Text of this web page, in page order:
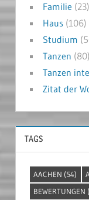
Familie (23)
Haus(106)
Studium
Tanzen (80)
Tanzen
Zitat der
TAGS
AACHEN (54)
BEWERTUNGEN